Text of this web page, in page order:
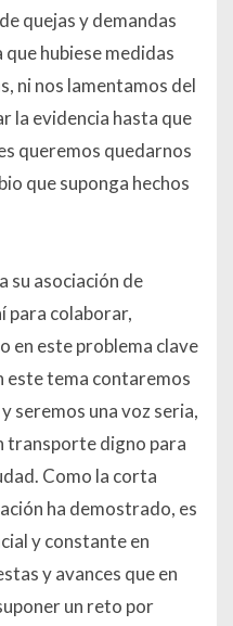
quejas y demandas
hubiese medidas
ni nos lamentamos del
la evidencia hasta que
queremos quedarnos
que suponga hechos
su asociación de
para colaborar,
en este problema clave
este tema contaremos
seremos una voz seria,
transporte digno para
Como la corta
ha demostrado, es
y constante en
y avances que en
un reto por